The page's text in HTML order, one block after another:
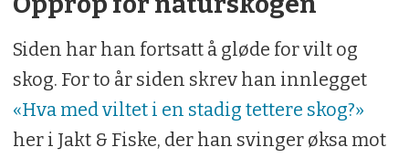
Siden har han fortsatt å gløde for vilt og
skog. For to år siden skrev han innlegget
«Hva med viltet i en stadig tettere skog?»
her i Jakt & Fiske, der han svinger øksa mot